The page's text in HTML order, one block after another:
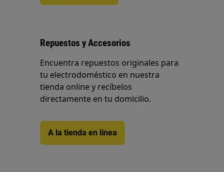
Repuestos y Accesorios
Encuentra repuestos originales para
tu electrodoméstico en nuestra
tienda online y recíbelos
directamente en tu domicilio.
A la tienda en línea